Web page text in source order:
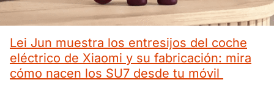
Lei Jun muestra los entresijos del coche
eléctrico de Xiaomi y su fabricación: mira
cómo nacen los SU7 desde tu móvil